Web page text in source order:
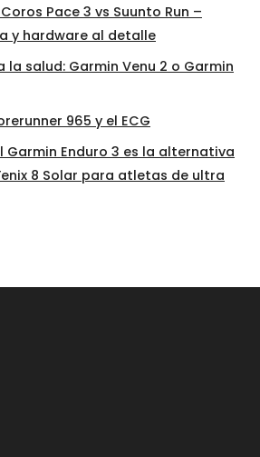
Pace 3 vs Suunto Run –
y hardware al detalle
la salud: Garmin Venu 2 o Garmin
965 y el ECG
Garmin Enduro 3 es la alternativa
8 Solar para atletas de ultra